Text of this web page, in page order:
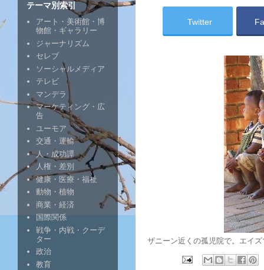
Twitter
ザニーン近くの孤児院で。エイ
テーマ別索引
アート・美術館・博
物館・ギャラリー
ジャーナリズム
セレブ
ソーシャルメディア
テレビ
マンデラ
マーケティング・広
告
ユーモア
交通・運輸
人・成功譚
人権・差別
健康・医療・福祉
動物・植物
商業・経済
国際関係
戦争・内戦・クーデ
ター
政治
教育